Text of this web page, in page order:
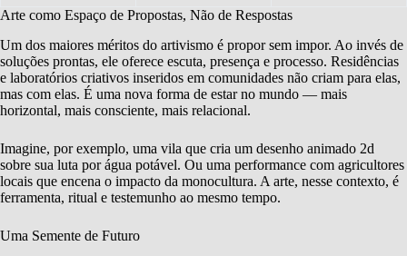
Arte como Espaço de Propostas, Não de Respostas
Um dos maiores méritos do artivismo é propor sem impor. Ao invés de
soluções prontas, ele oferece escuta, presença e processo. Residências
e laboratórios criativos inseridos em comunidades não criam para elas,
mas com elas. É uma nova forma de estar no mundo — mais
horizontal, mais consciente, mais relacional.
Imagine, por exemplo, uma vila que cria um desenho animado 2d
sobre sua luta por água potável. Ou uma performance com agricultores
locais que encena o impacto da monocultura. A arte, nesse contexto, é
ferramenta, ritual e testemunho ao mesmo tempo.
Uma Semente de Futuro